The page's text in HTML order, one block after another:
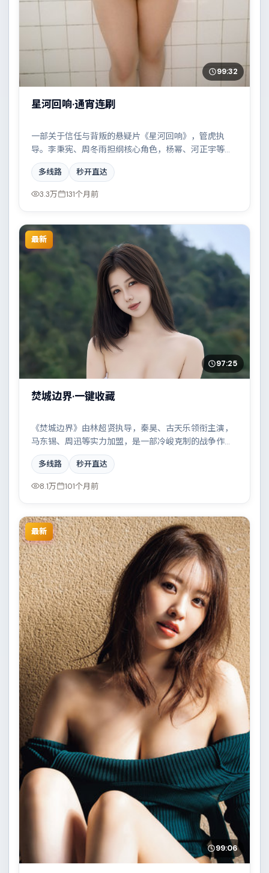
99:32
星河回响·通宵连刷
一部关于信任与背叛的悬疑片《星河回响》，管虎执
导。李秉宪、周冬雨担纲核心角色，杨幂、河正宇等实
力加盟，取景与班底多来自日本。边境线上的对峙与谈
判扣人心弦。结尾留白耐人寻味。
多线路 秒开直达
3.3万 131个月前
最新
97:25
焚城边界·一键收藏
《焚城边界》由林超贤执导，秦昊、古天乐领衔主演，
马东锡、周迅等实力加盟，是一部冷峻克制的战争作
品。故事主要发生在俄罗斯，家族恩怨与时代变迁交织
成一曲悲歌。影片在视听语言与叙事节奏上均有突破，
适合喜欢深度叙事的观众。
多线路 秒开直达
8.1万 101个月前
最新
99:06